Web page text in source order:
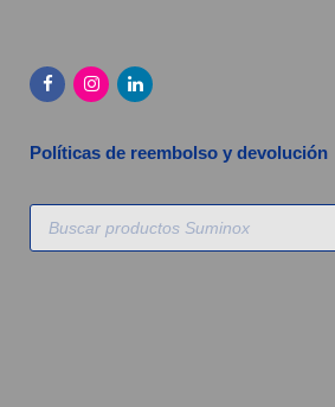
Políticas de reembolso y devolución
Búsqueda
productos